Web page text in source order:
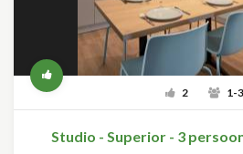
2 1-3
Studio - Superior - 3